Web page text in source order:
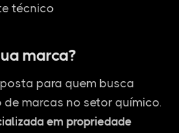
técnico
marca?
para quem busca
de marcas no setor químico.
em propriedade